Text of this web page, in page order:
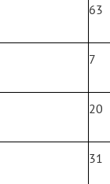
63
7
20
31